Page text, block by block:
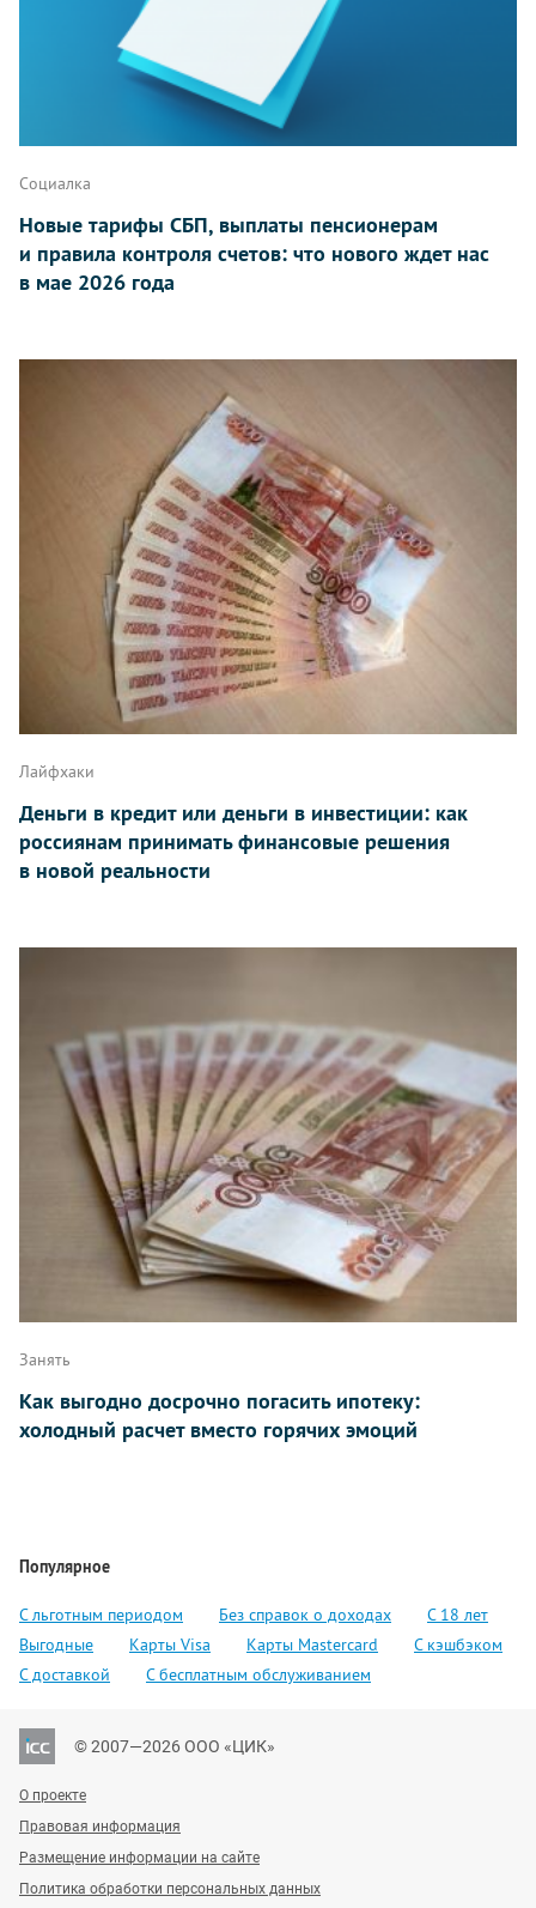
Социалка
Новые тарифы СБП, выплаты пенсионерам
и правила контроля счетов: что нового ждет нас
в мае 2026 года
Лайфхаки
Деньги в кредит или деньги в инвестиции: как
россиянам принимать финансовые решения
в новой реальности
Занять
Как выгодно досрочно погасить ипотеку:
холодный расчет вместо горячих эмоций
Популярное
С льготным периодом Без справок о доходах
С 18 лет
Выгодные
Карты Visa Карты Mastercard
С кэшбэком
С доставкой
С бесплатным обслуживанием
© 2007—2026 ООО «ЦИК»
О проекте
Правовая информация
Размещение информации на сайте
Политика обработки персональных данных